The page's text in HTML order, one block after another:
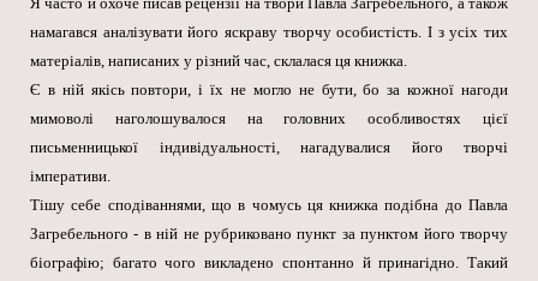
намагався аналізувати його яскраву творчу особистість. І з усіх тих
матеріалів, написаних у різний час, склалася ця книжка.
Є в ній якісь повтори, і їх не могло не бути, бо за кожної нагоди
мимоволі наголошувалося на головних особливостях цієї
письменницької індивідуальності, нагадувалися його творчі
імперативи.
Тішу себе сподіваннями, що в чомусь ця книжка подібна до Павла
Загребельного - в ній не рубриковано пункт за пунктом його творчу
біографію; багато чого викладено спонтанно й принагідно. Такий